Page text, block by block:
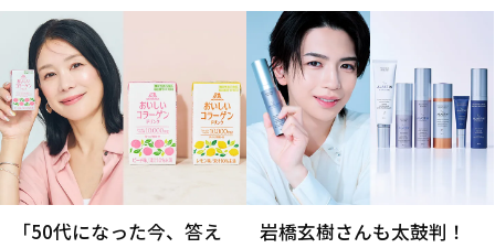
「50代になった今、答え
岩橋玄樹さんも太鼓判！